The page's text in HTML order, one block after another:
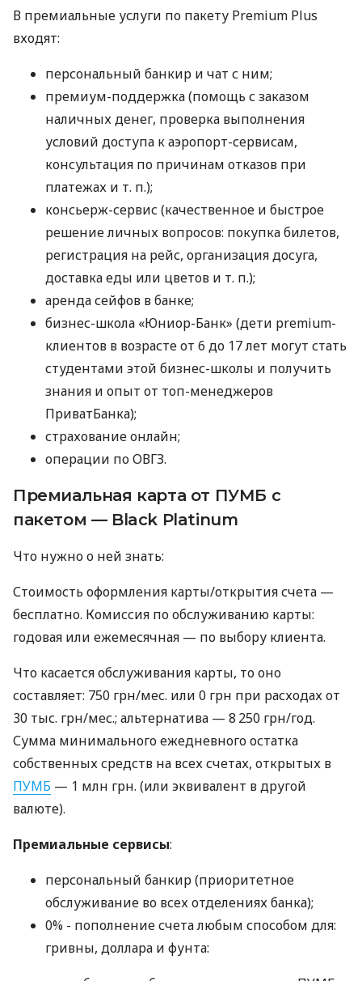
В премиальные услуги по пакету Premium Plus
входят:
персональный банкир и чат с ним;
премиум-поддержка (помощь с заказом
наличных денег, проверка выполнения
условий доступа к аэропорт-сервисам,
консультация по причинам отказов при
платежах и т. п.);
консьерж-сервис (качественное и быстрое
решение личных вопросов: покупка билетов,
регистрация на рейс, организация досуга,
доставка еды или цветов и т. п.);
аренда сейфов в банке;
бизнес-школа «Юниор-Банк» (дети premium-
клиентов в возрасте от 6 до 17 лет могут стать
студентами этой бизнес-школы и получить
знания и опыт от топ-менеджеров
ПриватБанка);
страхование онлайн;
операции по ОВГЗ.
Премиальная карта от ПУМБ с
пакетом — Black Platinum
Что нужно о ней знать:
Стоимость оформления карты/открытия счета —
бесплатно. Комиссия по обслуживанию карты:
годовая или ежемесячная — по выбору клиента.
Что касается обслуживания карты, то оно
составляет: 750 грн/мес. или 0 грн при расходах от
30 тыс. грн/мес.; альтернатива — 8 250 грн/год.
Сумма минимального ежедневного остатка
собственных средств на всех счетах, открытых в
ПУМБ — 1 млн грн. (или эквивалент в другой
валюте).
Премиальные сервисы:
персональный банкир (приоритетное
обслуживание во всех отделениях банка);
0% - пополнение счета любым способом для:
гривны, доллара и фунта: